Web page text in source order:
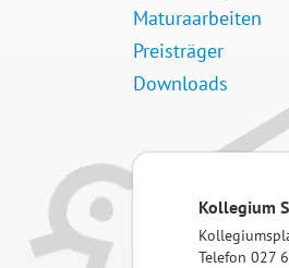
Maturaarbeiten
Preisträger
Downloads
Kollegium
Telefon 027